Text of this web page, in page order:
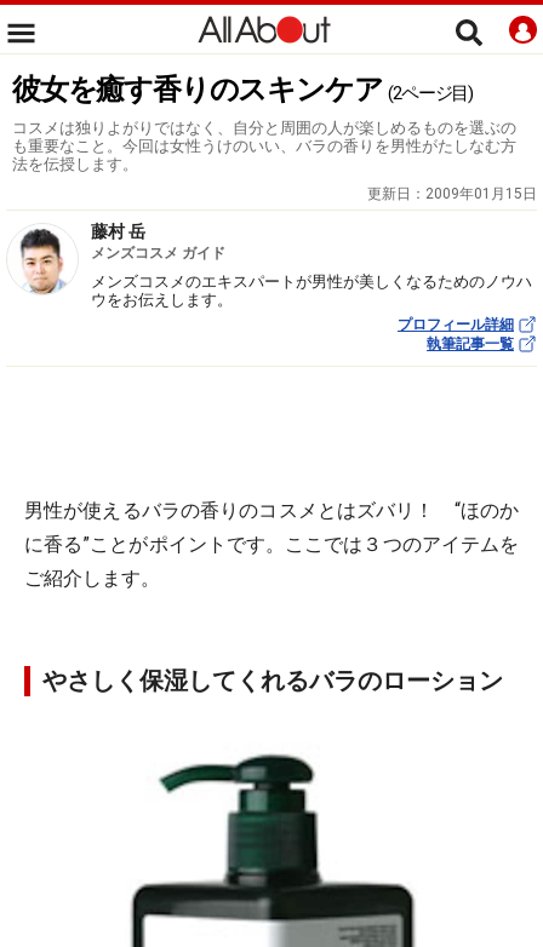
彼女を癒す香りのスキンケア (2ページ目)
コスメは独りよがりではなく、自分と周囲の人が楽しめるものを選ぶの
も重要なこと。今回は女性うけのいい、バラの香りを男性がたしなむ方
法を伝授します。
更新日： 2009年01月15日
藤村 岳
メンズコスメ ガイド
メンズコスメのエキスパートが男性が美しくなるためのノウハ
ウをお伝えします。
プロフィール詳細
執筆記事一覧
男性が使えるバラの香りのコスメとはズバリ！ “ほのか
に香る”ことがポイントです。ここでは３つのアイテムを
ご紹介します。
やさしく保湿してくれるバラのローション